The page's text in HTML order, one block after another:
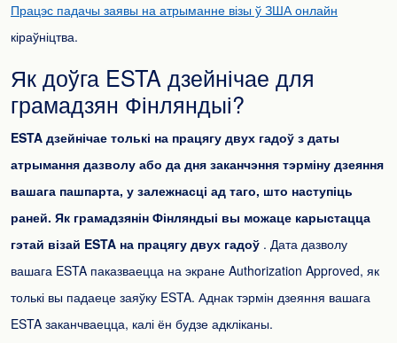
Працэс падачы заявы на атрыманне візы ў ЗША онлайн
кіраўніцтва.
Як доўга ESTA дзейнічае для
грамадзян Фінляндыі?
ESTA дзейнічае толькі на працягу двух гадоў з даты
атрымання дазволу або да дня заканчэння тэрміну дзеяння
вашага пашпарта, у залежнасці ад таго, што наступіць
раней. Як грамадзянін Фінляндыі вы можаце карыстацца
гэтай візай ESTA на працягу двух гадоў . Дата дазволу
вашага ESTA паказваецца на экране Authorization Approved, як
толькі вы падаеце заяўку ESTA. Аднак тэрмін дзеяння вашага
ESTA заканчваецца, калі ён будзе адкліканы.